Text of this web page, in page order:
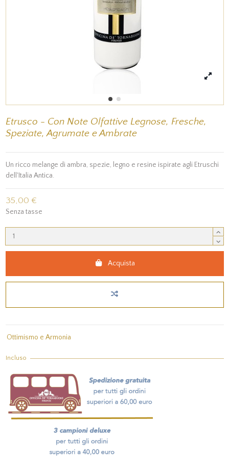
Etrusco - Con Note Olfattive Legnose, Fresche,
Speziate, Agrumate e Ambrate
Un ricco melange di ambra, spezie, legno e resine ispirate agli Etruschi
dell'Italia Antica.
35,00 €
Senza tasse
Acquista
Ottimismo e Armonia
Incluso